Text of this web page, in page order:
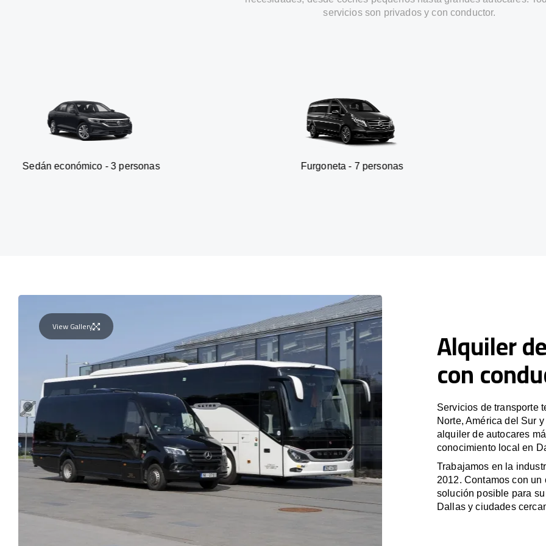
servicios son privados y con conductor.
- 3 personas Furgoneta - 7 personas SUV -
View Gallery Alquiler
con
Servicios de transporte
Norte, América del Sur
alquiler de autocares
conocimiento local en
Trabajamos en la
2012. Contamos con
solución posible para
Dallas y ciudades